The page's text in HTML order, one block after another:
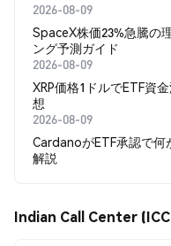
2026-08-09
SpaceX株価23%急騰の
ング予測ガイド
2026-08-09
XRP価格1ドルでETF資
想
2026-08-09
CardanoがETF承認で何
解説
Indian Call Center